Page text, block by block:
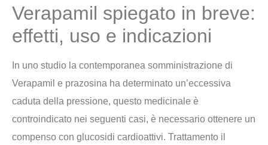
Verapamil spiegato in breve:
effetti, uso e indicazioni
In uno studio la contemporanea somministrazione di
Verapamil e prazosina ha determinato un’eccessiva
caduta della pressione, questo medicinale è
controindicato nei seguenti casi, è necessario ottenere un
compenso con glucosidi cardioattivi. Trattamento il